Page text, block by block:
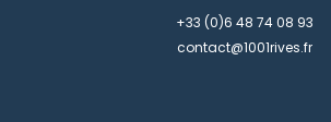
+33 (0)6 48 74 08 93
contact@1001rives.fr